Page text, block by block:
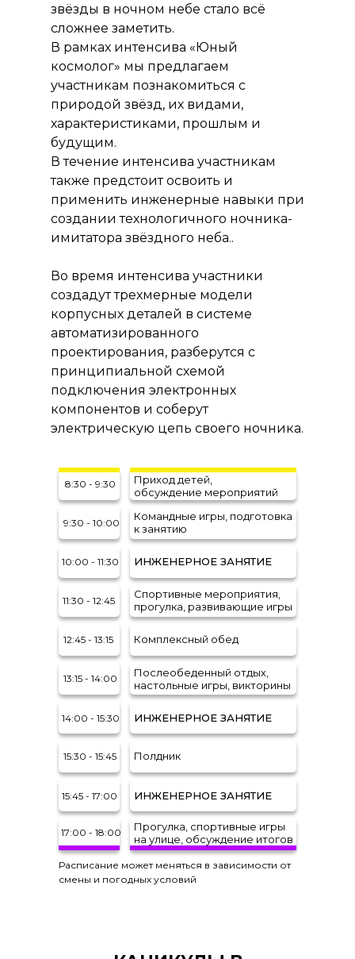
звёзды в ночном небе стало всё
сложнее заметить.
В рамках интенсива «Юный
космолог» мы предлагаем
участникам познакомиться с
природой звёзд, их видами,
характеристиками, прошлым и
будущим.
В течение интенсива участникам
также предстоит освоить и
применить инженерные навыки при
создании технологичного ночника-
имитатора звёздного неба..
Во время интенсива участники
создадут трехмерные модели
корпусных деталей в системе
автоматизированного
проектирования, разберутся с
принципиальной схемой
подключения электронных
компонентов и соберут
электрическую цепь своего ночника.
8:30 - 9:30
Приход детей,
обсуждение мероприятий
9:30 - 10:00
Командные игры, подготовка
к занятию
10:00 - 11:30 ИНЖЕНЕРНОЕ ЗАНЯТИЕ
11:30 - 12:45
Спортивные мероприятия,
прогулка, развивающие игры
Расписание может меняться в зависимости от
смены и погодных условий
12:45 - 13:15 Комплексный обед
15:30 - 15:45 Полдник
17:00 - 18:00
Прогулка, спортивные игры
на улице, обсуждение итогов
13:15 - 14:00
Послеобеденный отдых,
настольные игры, викторины
14:00 - 15:30 ИНЖЕНЕРНОЕ ЗАНЯТИЕ
15:45 - 17:00 ИНЖЕНЕРНОЕ ЗАНЯТИЕ